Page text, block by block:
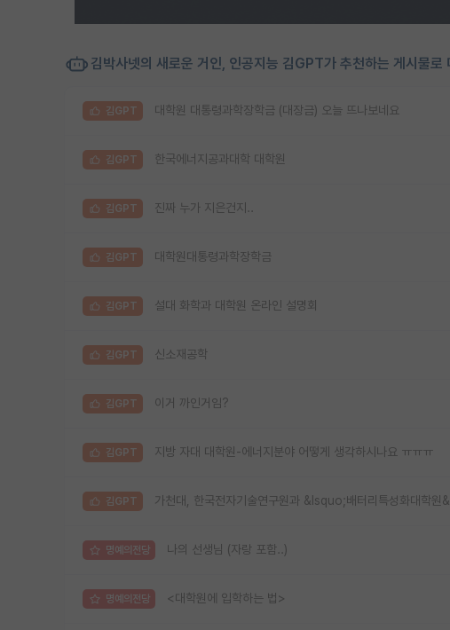
김박사넷의 새로운 거인, 인공지능 김GPT가 추천하는 게시물로
김GPT 대학원 대통령과학장학금 (대장금) 오늘 뜨나보네요
김GPT 한국에너지공과대학 대학원
김GPT 진짜 누가 지은건지..
김GPT 대학원대통령과학장학금
김GPT 설대 화학과 대학원 온라인 설명회
김GPT 신소재공학
김GPT 이거 까인거임?
김GPT 지방 자대 대학원-에너지분야 어떻게 생각하시나요 ㅠㅠㅠ
김GPT 가천대, 한국전자기술연구원과 &lsquo;배터리특성화대학
명예의전당 나의 선생님 (자랑 포함..)
명예의전당 <대학원에 입학하는 법>